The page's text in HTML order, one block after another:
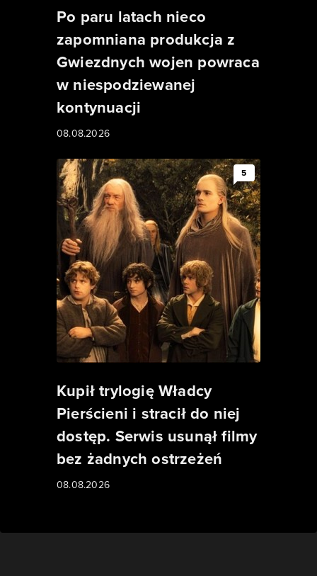
Po paru latach nieco
zapomniana produkcja z
Gwiezdnych wojen powraca
w niespodziewanej
kontynuacji
08.08.2026
5
Kupił trylogię Władcy
Pierścieni i stracił do niej
dostęp. Serwis usunął filmy
bez żadnych ostrzeżeń
08.08.2026